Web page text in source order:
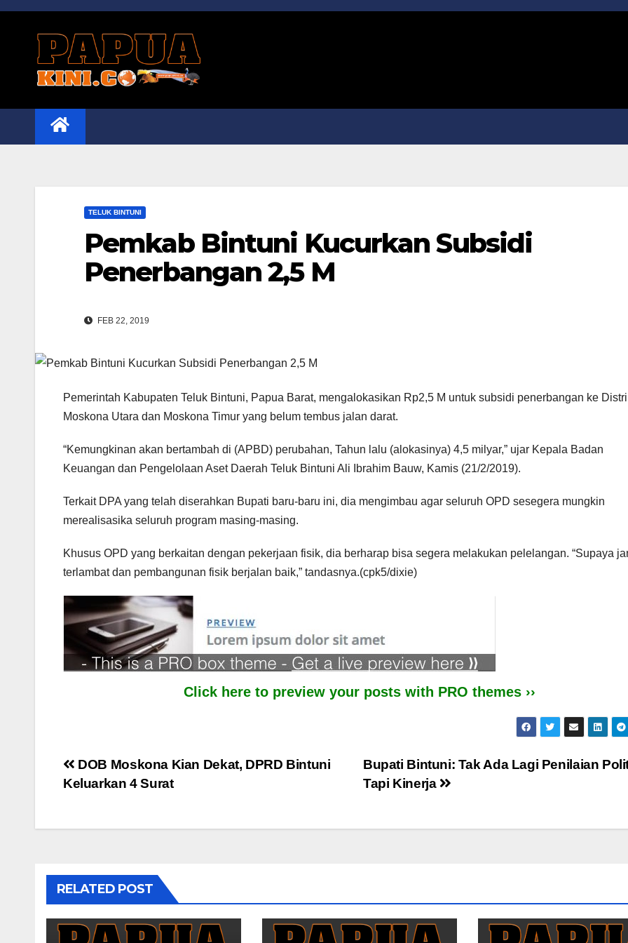
Skip
TELUK BINTUNI
Pemkab Bintuni Kucurkan Subsidi
Penerbangan 2,5 M
FEB 22, 2019
Pemerintah Kabupaten Teluk Bintuni, Papua Barat, mengalokasikan Rp2,5 M untuk subsidi penerbangan ke
Moskona Utara dan Moskona Timur yang belum tembus jalan darat.
“Kemungkinan akan bertambah di (APBD) perubahan, Tahun lalu (alokasinya) 4,5 milyar,” ujar Kepala Badan
Keuangan dan Pengelolaan Aset Daerah Teluk Bintuni Ali Ibrahim Bauw, Kamis (21/2/2019).
Terkait DPA yang telah diserahkan Bupati baru-baru ini, dia mengimbau agar seluruh OPD sesegera mungkin
merealisasika seluruh program masing-masing.
Khusus OPD yang berkaitan dengan pekerjaan fisik, dia berharap bisa segera melakukan pelelangan. “Supaya
terlambat dan pembangunan fisik berjalan baik,” tandasnya.(cpk5/dixie)
Click here to preview your posts with PRO themes ››
Post
Bupati Bintuni: Tak Ada Lagi Penilaian
Tapi Kinerja
DOB Moskona Kian Dekat, DPRD Bintuni
Keluarkan 4 Surat
RELATED POST